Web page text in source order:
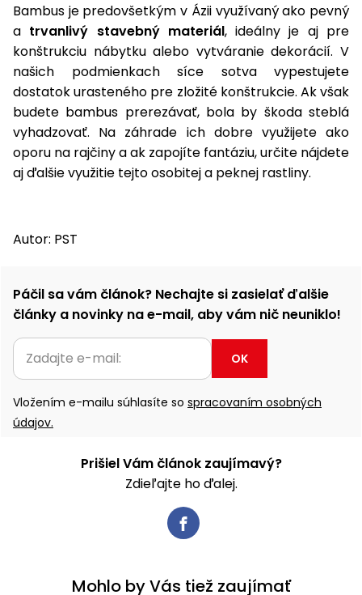
Bambus je predovšetkým v Ázii využívaný ako pevný
a trvanlivý stavebný materiál, ideálny je aj pre
konštrukciu nábytku alebo vytváranie dekorácií. V
našich podmienkach síce sotva vypestujete
dostatok urasteného pre zložité konštrukcie. Ak však
budete bambus prerezávať, bola by škoda steblá
vyhadzovať. Na záhrade ich dobre využijete ako
oporu na rajčiny a ak zapojíte fantáziu, určite nájdete
aj ďalšie využitie tejto osobitej a peknej rastliny.
Autor: PST
Páčil sa vám článok? Nechajte si zasielať ďalšie
články a novinky na e-mail, aby vám nič neuniklo!
OK
Vložením e-mailu súhlasíte so spracovaním osobných
údajov.
Prišiel Vám článok zaujímavý?
Zdieľajte ho ďalej.
Mohlo by Vás tiež zaujímať